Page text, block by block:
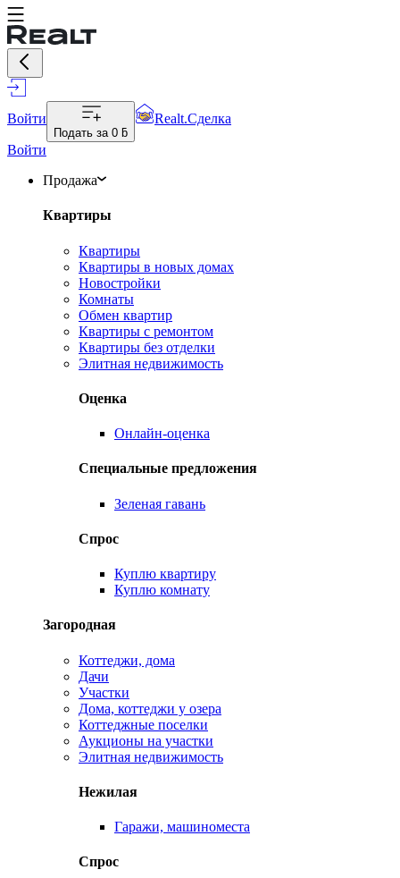
Войти
Подать за 0 ƃ
Realt.Сделка
Войти
Продажа
Квартиры
Квартиры
Квартиры в новых домах
Новостройки
Комнаты
Обмен квартир
Квартиры с ремонтом
Квартиры без отделки
Элитная недвижимость
Оценка
Онлайн-оценка
Специальные предложения
Зеленая гавань
Спрос
Куплю квартиру
Куплю комнату
Загородная
Коттеджи, дома
Дачи
Участки
Дома, коттеджи у озера
Коттеджные поселки
Аукционы на участки
Элитная недвижимость
Нежилая
Гаражи, машиноместа
Спрос